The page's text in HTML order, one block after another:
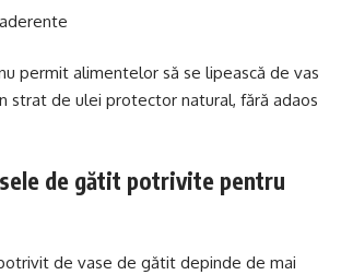
permit alimentelor să se lipească de vas
strat de ulei protector natural, fără adaos
de gătit potrivite pentru
de vase de gătit depinde de mai